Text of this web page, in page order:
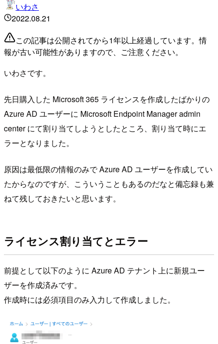
いわさ
2022.08.21
この記事は公開されてから1年以上経過しています。情
報が古い可能性がありますので、ご注意ください。
いわさです。
先日購入した Microsoft 365 ライセンスを作成したばかりの
Azure AD ユーザーに Microsoft Endpoint Manager admin
center にて割り当てしようとしたところ、割り当て時にエ
ラーとなりました。
原因は最低限の情報のみで Azure AD ユーザーを作成してい
たからなのですが、こういうこともあるのだなと備忘録も兼
ねて残しておきたいと思います。
ライセンス割り当てとエラー
前提として以下のように Azure AD テナント上に新規ユー
ザーを作成済みです。
作成時には必須項目のみ入力して作成しました。